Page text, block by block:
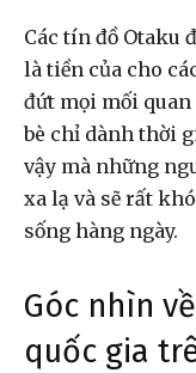
Các tín đồ Otaku
là tiền của cho
đứt mọi mối
bè chỉ dành thời
vậy mà những
xa lạ và sẽ rất
sống hàng ngày.
Góc nhìn
quốc gia